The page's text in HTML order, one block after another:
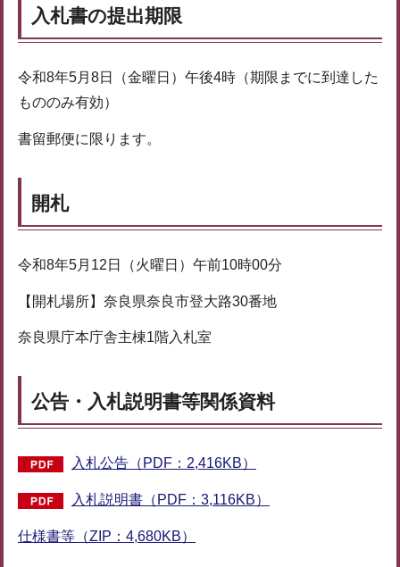
入札書の提出期限
令和8年5月8日（金曜日）午後4時（期限までに到達した
もののみ有効）
書留郵便に限ります。
開札
令和8年5月12日（火曜日）午前10時00分
【開札場所】奈良県奈良市登大路30番地
奈良県庁本庁舎主棟1階入札室
公告・入札説明書等関係資料
入札公告（PDF：2,416KB）
入札説明書（PDF：3,116KB）
仕様書等（ZIP：4,680KB）